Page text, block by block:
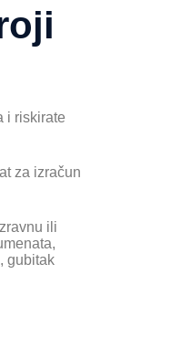
i riskirate
za izračun
ili
gubitak